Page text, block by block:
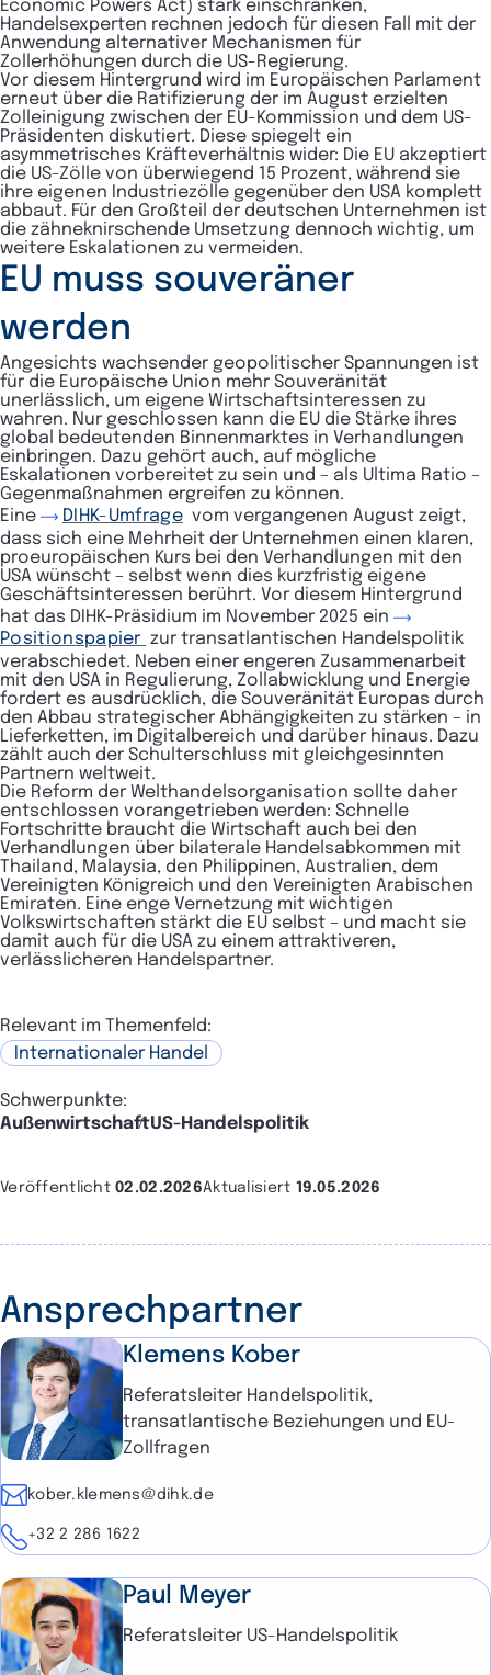
Economic Powers Act) stark einschränken,
Handelsexperten rechnen jedoch für diesen Fall mit der
Anwendung alternativer Mechanismen für
Zollerhöhungen durch die US-Regierung.
Vor diesem Hintergrund wird im Europäischen Parlament
erneut über die Ratifizierung der im August erzielten
Zolleinigung zwischen der EU-Kommission und dem US-
Präsidenten diskutiert. Diese spiegelt ein
asymmetrisches Kräfteverhältnis wider: Die EU akzeptiert
die US-Zölle von überwiegend 15 Prozent, während sie
ihre eigenen Industriezölle gegenüber den USA komplett
abbaut. Für den Großteil der deutschen Unternehmen ist
die zähneknirschende Umsetzung dennoch wichtig, um
weitere Eskalationen zu vermeiden.
EU muss souveräner
werden
Angesichts wachsender geopolitischer Spannungen ist
für die Europäische Union mehr Souveränität
unerlässlich, um eigene Wirtschaftsinteressen zu
wahren. Nur geschlossen kann die EU die Stärke ihres
global bedeutenden Binnenmarktes in Verhandlungen
einbringen. Dazu gehört auch, auf mögliche
Eskalationen vorbereitet zu sein und – als Ultima Ratio –
Gegenmaßnahmen ergreifen zu können.
Eine
DIHK-Umfrage vom vergangenen August zeigt,
dass sich eine Mehrheit der Unternehmen einen klaren,
proeuropäischen Kurs bei den Verhandlungen mit den
USA wünscht – selbst wenn dies kurzfristig eigene
Geschäftsinteressen berührt. Vor diesem Hintergrund
hat das DIHK-Präsidium im November 2025 ein
Positionspapier zur transatlantischen Handelspolitik
verabschiedet. Neben einer engeren Zusammenarbeit
mit den USA in Regulierung, Zollabwicklung und Energie
fordert es ausdrücklich, die Souveränität Europas durch
den Abbau strategischer Abhängigkeiten zu stärken – in
Lieferketten, im Digitalbereich und darüber hinaus. Dazu
zählt auch der Schulterschluss mit gleichgesinnten
Partnern weltweit.
Die Reform der Welthandelsorganisation sollte daher
entschlossen vorangetrieben werden: Schnelle
Fortschritte braucht die Wirtschaft auch bei den
Verhandlungen über bilaterale Handelsabkommen mit
Thailand, Malaysia, den Philippinen, Australien, dem
Vereinigten Königreich und den Vereinigten Arabischen
Emiraten. Eine enge Vernetzung mit wichtigen
Volkswirtschaften stärkt die EU selbst – und macht sie
damit auch für die USA zu einem attraktiveren,
verlässlicheren Handelspartner.
Relevant im Themenfeld:
Internationaler Handel
Schwerpunkte:
AußenwirtschaftUS-Handelspolitik
Veröffentlicht02.02.2026Aktualisiert 19.05.2026
Ansprechpartner
Klemens Kober
Referatsleiter Handelspolitik,
transatlantische Beziehungen und EU-
Zollfragen
E-Mailkober.klemens@dihk.de
Telefon
+32 2 286 1622
Paul Meyer
Referatsleiter US-Handelspolitik